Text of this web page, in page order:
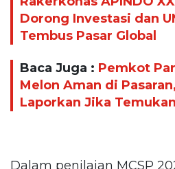
Dorong Investasi dan
Tembus Pasar Global
Baca Juga : Pemkot
Melon Aman di
Laporkan Jika
Dalam penilaian MCSP